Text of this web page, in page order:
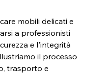
mobili delicati e
a professionisti
e l'integrità
il processo
trasporto e